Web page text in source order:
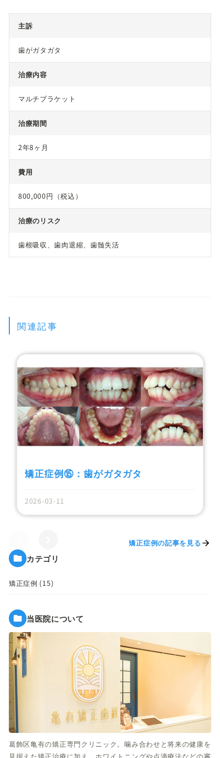
主訴
歯がガタガタ
治療内容
マルチブラケット
治療期間
2年8ヶ月
費用
800,000円（税込）
治療のリスク
歯根吸収、歯肉退縮、歯髄失活
関連記事
矯正症例⑮：歯がガタガタ
2026-03-11
矯正症例の記事を見る
カテゴリ
矯正症例 (15)
当医院について
葛飾区亀有の矯正専門クリニック。噛み合わせと将来の健康を